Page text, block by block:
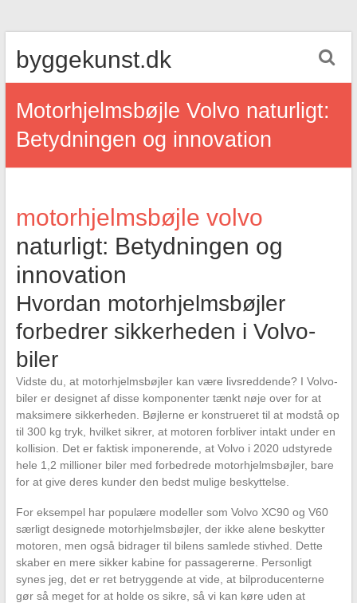
content
byggekunst.dk
Motorhjelmsbøjle Volvo naturligt:
Betydningen og innovation
motorhjelmsbøjle volvo
naturligt: Betydningen og
innovation
Hvordan motorhjelmsbøjler
forbedrer sikkerheden i Volvo-
biler
Vidste du, at motorhjelmsbøjler kan være livsreddende? I Volvo-
biler er designet af disse komponenter tænkt nøje over for at
maksimere sikkerheden. Bøjlerne er konstrueret til at modstå op
til 300 kg tryk, hvilket sikrer, at motoren forbliver intakt under en
kollision. Det er faktisk imponerende, at Volvo i 2020 udstyrede
hele 1,2 millioner biler med forbedrede motorhjelmsbøjler, bare
for at give deres kunder den bedst mulige beskyttelse.
For eksempel har populære modeller som Volvo XC90 og V60
særligt designede motorhjelmsbøjler, der ikke alene beskytter
motoren, men også bidrager til bilens samlede stivhed. Dette
skaber en mere sikker kabine for passagererne. Personligt
synes jeg, det er ret betryggende at vide, at bilproducenterne
gør så meget for at holde os sikre, så vi kan køre uden at